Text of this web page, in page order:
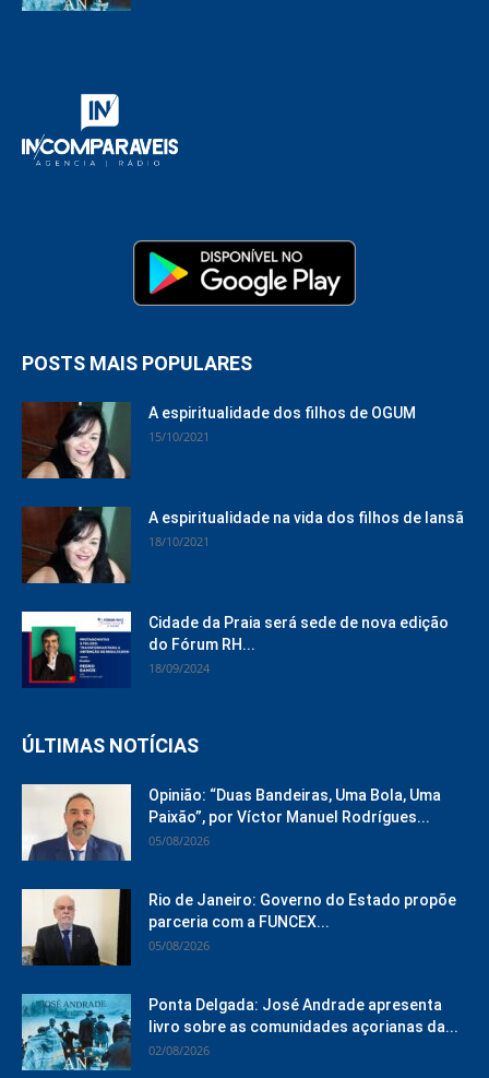
POSTS MAIS POPULARES
A espiritualidade dos filhos de OGUM
15/10/2021
A espiritualidade na vida dos filhos de Iansã
18/10/2021
Cidade da Praia será sede de nova edição
do Fórum RH...
18/09/2024
ÚLTIMAS NOTÍCIAS
Opinião: “Duas Bandeiras, Uma Bola, Uma
Paixão”, por Víctor Manuel Rodrígues...
05/08/2026
Rio de Janeiro: Governo do Estado propõe
parceria com a FUNCEX...
05/08/2026
Ponta Delgada: José Andrade apresenta
livro sobre as comunidades açorianas da...
02/08/2026